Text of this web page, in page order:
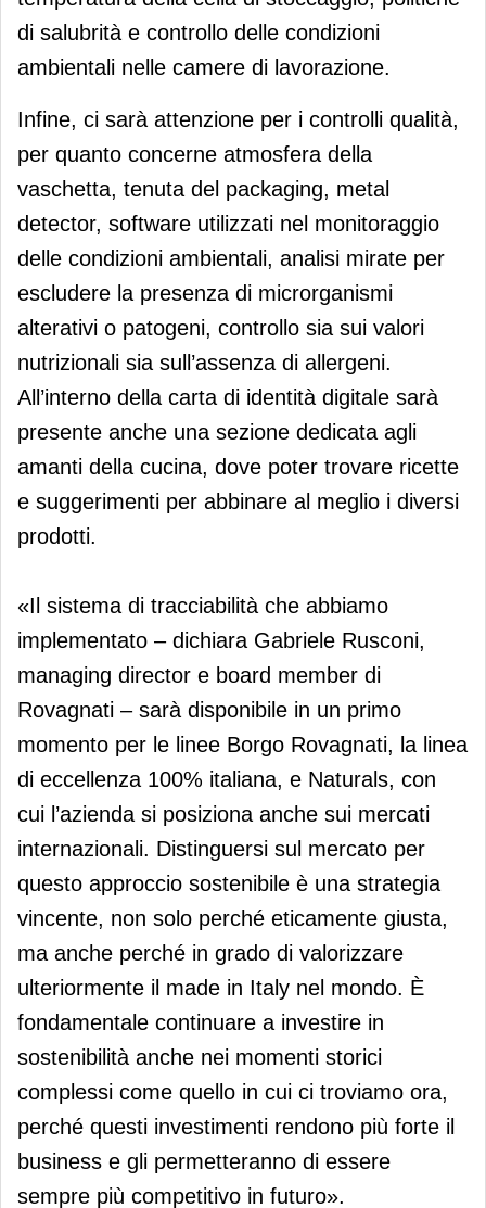
di salubrità e controllo delle condizioni
ambientali nelle camere di lavorazione.
Infine, ci sarà attenzione per i controlli qualità,
per quanto concerne atmosfera della
vaschetta, tenuta del packaging, metal
detector, software utilizzati nel monitoraggio
delle condizioni ambientali, analisi mirate per
escludere la presenza di microrganismi
alterativi o patogeni, controllo sia sui valori
nutrizionali sia sull’assenza di allergeni.
All’interno della carta di identità digitale sarà
presente anche una sezione dedicata agli
amanti della cucina, dove poter trovare ricette
e suggerimenti per abbinare al meglio i diversi
prodotti.
«Il sistema di tracciabilità che abbiamo
implementato – dichiara Gabriele Rusconi,
managing director e board member di
Rovagnati – sarà disponibile in un primo
momento per le linee Borgo Rovagnati, la linea
di eccellenza 100% italiana, e Naturals, con
cui l’azienda si posiziona anche sui mercati
internazionali. Distinguersi sul mercato per
questo approccio sostenibile è una strategia
vincente, non solo perché eticamente giusta,
ma anche perché in grado di valorizzare
ulteriormente il made in Italy nel mondo. È
fondamentale continuare a investire in
sostenibilità anche nei momenti storici
complessi come quello in cui ci troviamo ora,
perché questi investimenti rendono più forte il
business e gli permetteranno di essere
sempre più competitivo in futuro».